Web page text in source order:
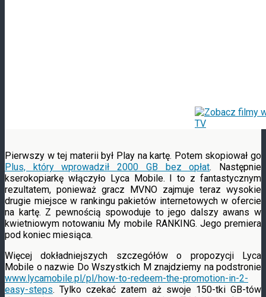
Pierwszy w tej materii był Play na kartę. Potem skopiował go
Plus, który wprowadził 2000 GB bez opłat. Następnie
kserokopiarkę włączyło Lyca Mobile. I to z fantastycznym
rezultatem, ponieważ gracz MVNO zajmuje teraz wysokie
drugie miejsce w rankingu pakietów internetowych w ofercie
na kartę. Z pewnością spowoduje to jego dalszy awans w
kwietniowym notowaniu My mobile RANKING. Jego premiera
pod koniec miesiąca.
Więcej dokładniejszych szczegółów o propozycji Lyca
Mobile o nazwie Do Wszystkich M znajdziemy na podstronie
www.lycamobile.pl/pl/how-to-redeem-the-promotion-in-2-
easy-steps. Tylko czekać zatem aż swoje 150-tki GB-tów